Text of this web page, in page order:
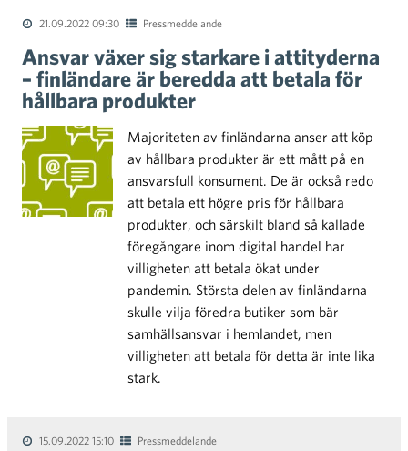
21.09.2022 09:30 Pressmeddelande
Ansvar växer sig starkare i attityderna
– finländare är beredda att betala för
hållbara produkter
Majoriteten av finländarna anser att köp
av hållbara produkter är ett mått på en
ansvarsfull konsument. De är också redo
att betala ett högre pris för hållbara
produkter, och särskilt bland så kallade
föregångare inom digital handel har
villigheten att betala ökat under
pandemin. Största delen av finländarna
skulle vilja föredra butiker som bär
samhällsansvar i hemlandet, men
villigheten att betala för detta är inte lika
stark.
15.09.2022 15:10 Pressmeddelande